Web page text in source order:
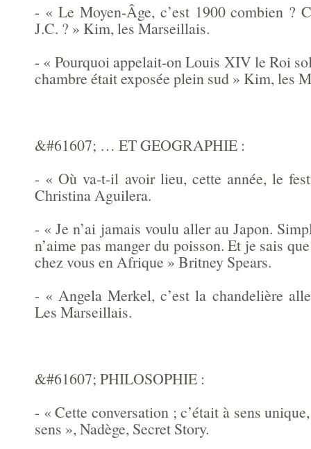
- « Le Moyen-Âge, c’est 1900 combien ?
J.C. ? » Kim, les Marseillais.
- « Pourquoi appelait-on Louis XIV le Roi
chambre était exposée plein sud » Kim, les
&#61607; … ET GEOGRAPHIE :
- « Où va-t-il avoir lieu, cette année, le
Christina Aguilera.
- « Je n’ai jamais voulu aller au Japon.
n’aime pas manger du poisson. Et je sais
chez vous en Afrique » Britney Spears.
- « Angela Merkel, c’est la chandelière
Les Marseillais.
&#61607; PHILOSOPHIE :
- « Cette conversation ; c’était à sens
sens », Nadège, Secret Story.